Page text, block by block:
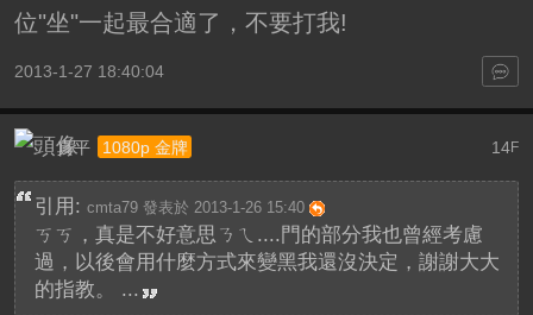
位"坐"一起最合適了，不要打我!
2013-1-27 18:40:04
14F
真平 1080p 金牌
引用: cmta79 發表於 2013-1-26 15:40
ㄎㄎ，真是不好意思ㄋㄟ....門的部分我也曾經考慮
過，以後會用什麼方式來變黑我還沒決定，謝謝大大
的指教。 ...